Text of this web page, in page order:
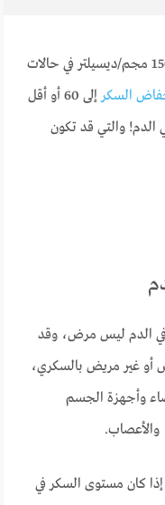
بين 70 إلى 150 مجم/ديسيلتر في حالات
السكر
إلى 60 أو أقل
والتي قد تكون
الدم ليس مرض، وقد
غير مريض بالسكري،
وأجهزة الجسم
والأعصاب.
كان مستوى السكر في